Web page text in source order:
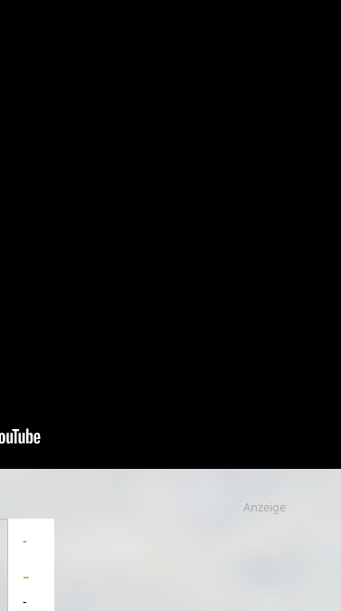
-
-
-
Anzeige